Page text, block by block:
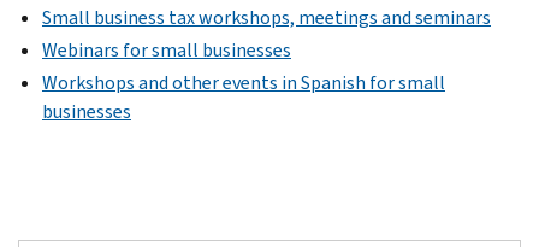
Small business tax workshops, meetings and seminars
Webinars for small businesses
Workshops and other events in Spanish for small
businesses